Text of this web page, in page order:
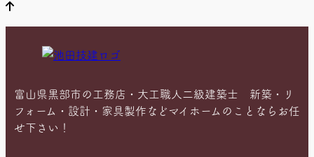
富山県黒部市の工務店・大工職人二級建築士 新築・リ
フォーム・設計・家具製作などマイホームのことならお任
せ下さい！